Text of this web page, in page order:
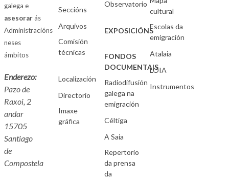
galega e
asesorarás
Administracións
neses
ámbitos
Enderezo:
Pazo de
Raxoi, 2
andar
15705
Santiago
de
Compostela
Seccións
Arquivos
Comisión
técnicas
Localización
Directorio
Imaxe
gráfica
Observatorio
EXPOSICIÓNS
FONDOS
DOCUMENTAIS
Radiodifusión
galega na
emigración
Céltiga
A Saia
Repertorio
da prensa
da
cultural
Escolas da
emigración
Atalaia
LOIA
Instrumentos